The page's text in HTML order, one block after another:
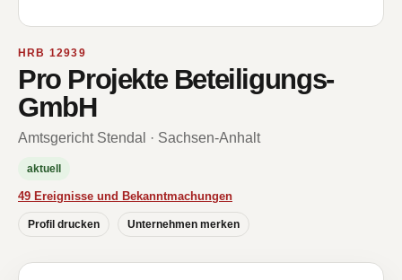
HRB 12939
Pro Projekte Beteiligungs-
GmbH
Amtsgericht Stendal · Sachsen-Anhalt
aktuell
49 Ereignisse und Bekanntmachungen
Profil drucken Unternehmen merken